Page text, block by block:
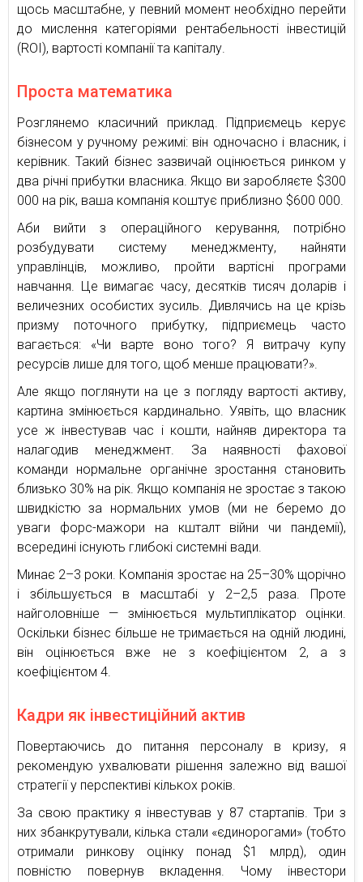
щось масштабне, у певний момент необхідно перейти
до мислення категоріями рентабельності інвестицій
(ROI), вартості компанії та капіталу.
Проста математика
Розглянемо класичний приклад. Підприємець керує
бізнесом у ручному режимі: він одночасно і власник, і
керівник. Такий бізнес зазвичай оцінюється ринком у
два річні прибутки власника. Якщо ви заробляєте $300
000 на рік, ваша компанія коштує приблизно $600 000.
Аби вийти з операційного керування, потрібно
розбудувати систему менеджменту, найняти
управлінців, можливо, пройти вартісні програми
навчання. Це вимагає часу, десятків тисяч доларів і
величезних особистих зусиль. Дивлячись на це крізь
призму поточного прибутку, підприємець часто
вагається: «Чи варте воно того? Я витрачу купу
ресурсів лише для того, щоб менше працювати?».
Але якщо поглянути на це з погляду вартості активу,
картина змінюється кардинально. Уявіть, що власник
усе ж інвестував час і кошти, найняв директора та
налагодив менеджмент. За наявності фахової
команди нормальне органічне зростання становить
близько 30% на рік. Якщо компанія не зростає з такою
швидкістю за нормальних умов (ми не беремо до
уваги форс-мажори на кшталт війни чи пандемії),
всередині існують глибокі системні вади.
Минає 2–3 роки. Компанія зростає на 25–30% щорічно
і збільшується в масштабі у 2–2,5 раза. Проте
найголовніше — змінюється мультиплікатор оцінки.
Оскільки бізнес більше не тримається на одній людині,
він оцінюється вже не з коефіцієнтом 2, а з
коефіцієнтом 4.
Кадри як інвестиційний актив
Повертаючись до питання персоналу в кризу, я
рекомендую ухвалювати рішення залежно від вашої
стратегії у перспективі кількох років.
За свою практику я інвестував у 87 стартапів. Три з
них збанкрутували, кілька стали «єдинорогами» (тобто
отримали ринкову оцінку понад $1 млрд), один
повністю повернув вкладення. Чому інвестори